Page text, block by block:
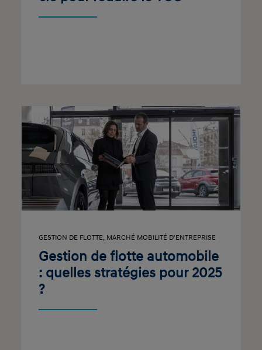
GESTION DE FLOTTE, MARCHÉ MOBILITÉ D'ENTREPRISE
Gestion de flotte automobile
: quelles stratégies pour 2025
?